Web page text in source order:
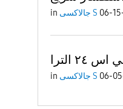
in جالاكسى S 06-
٢٤ الترا
in جالاكسى S 06-